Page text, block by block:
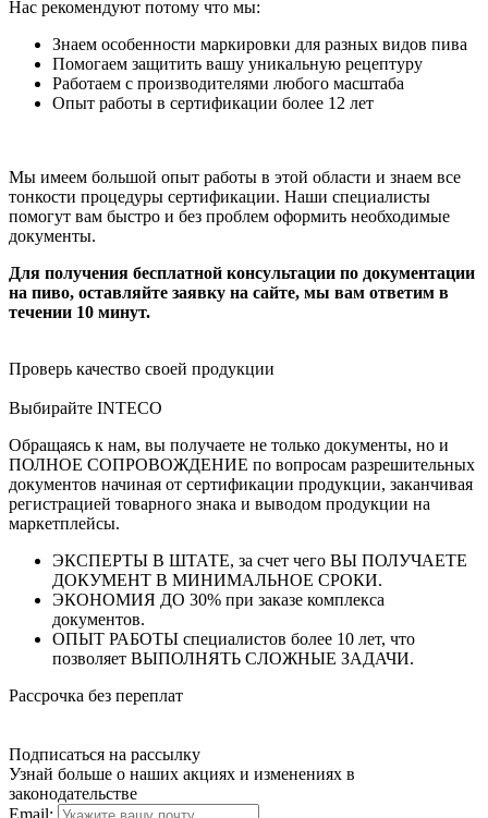
Нас рекомендуют потому что мы:
Знаем особенности маркировки для разных видов пива
Помогаем защитить вашу уникальную рецептуру
Работаем с производителями любого масштаба
Опыт работы в сертификации более 12 лет
Мы имеем большой опыт работы в этой области и знаем все
тонкости процедуры сертификации. Наши специалисты
помогут вам быстро и без проблем оформить необходимые
документы.
Для получения бесплатной консультации по документации
на пиво, оставляйте заявку на сайте, мы вам ответим в
течении 10 минут.
Проверь качество своей продукции
Выбирайте INTECO
Обращаясь к нам, вы получаете не только документы, но и
ПОЛНОЕ СОПРОВОЖДЕНИЕ по вопросам разрешительных
документов начиная от сертификации продукции, заканчивая
регистрацией товарного знака и выводом продукции на
маркетплейсы.
ЭКСПЕРТЫ В ШТАТЕ, за счет чего ВЫ ПОЛУЧАЕТЕ
ДОКУМЕНТ В МИНИМАЛЬНОЕ СРОКИ.
ЭКОНОМИЯ ДО 30% при заказе комплекса
документов.
ОПЫТ РАБОТЫ специалистов более 10 лет, что
позволяет ВЫПОЛНЯТЬ СЛОЖНЫЕ ЗАДАЧИ.
Рассрочка без переплат
Подписаться на рассылку
Узнай больше о наших акциях и изменениях в
законодательстве